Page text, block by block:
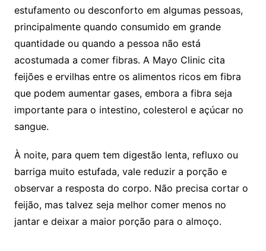
estufamento ou desconforto em algumas pessoas,
principalmente quando consumido em grande
quantidade ou quando a pessoa não está
acostumada a comer fibras. A Mayo Clinic cita
feijões e ervilhas entre os alimentos ricos em fibra
que podem aumentar gases, embora a fibra seja
importante para o intestino, colesterol e açúcar no
sangue.
À noite, para quem tem digestão lenta, refluxo ou
barriga muito estufada, vale reduzir a porção e
observar a resposta do corpo. Não precisa cortar o
feijão, mas talvez seja melhor comer menos no
jantar e deixar a maior porção para o almoço.